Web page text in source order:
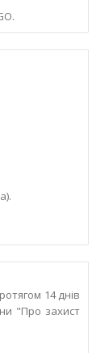
14 днів
"Про захист